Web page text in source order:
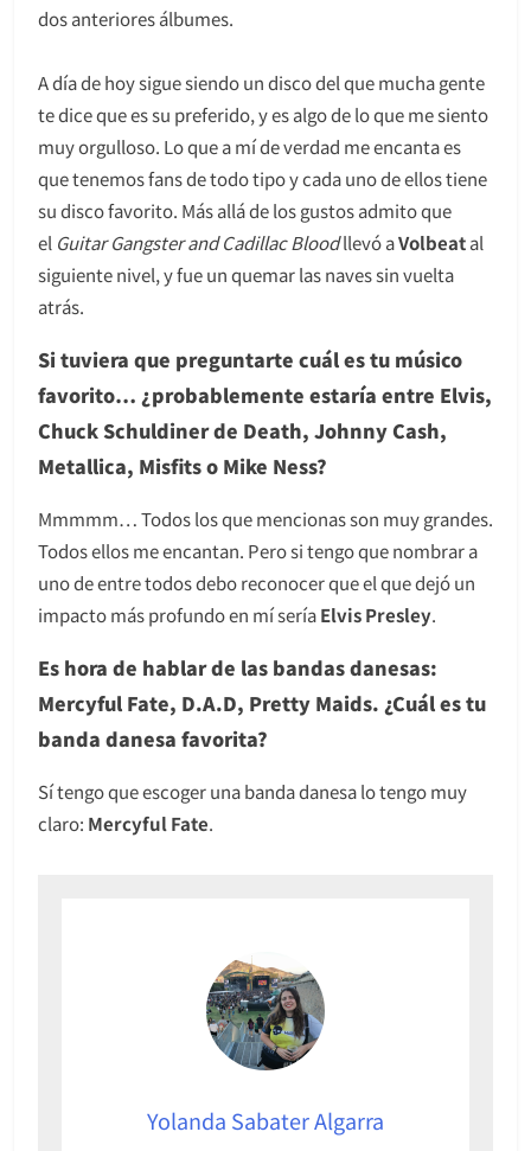
dos anteriores álbumes.
A día de hoy sigue siendo un disco del que mucha gente
te dice que es su preferido, y es algo de lo que me siento
muy orgulloso. Lo que a mí de verdad me encanta es
que tenemos fans de todo tipo y cada uno de ellos tiene
su disco favorito. Más allá de los gustos admito que
el Guitar Gangster and Cadillac Bloodllevó aVolbeatal
siguiente nivel, y fue un quemar las naves sin vuelta
atrás.
Si tuviera que preguntarte cuál es tu músico
favorito… ¿probablemente estaría entre Elvis,
Chuck Schuldiner de Death, Johnny Cash,
Metallica, Misfits o Mike Ness?
Mmmmm… Todos los que mencionas son muy grandes.
Todos ellos me encantan. Pero si tengo que nombrar a
uno de entre todos debo reconocer que el que dejó un
impacto más profundo en mí seríaElvis Presley.
Es hora de hablar de las bandas danesas:
Mercyful Fate, D.A.D, Pretty Maids. ¿Cuál es tu
banda danesa favorita?
Sí tengo que escoger una banda danesa lo tengo muy
claro: Mercyful Fate.
Yolanda Sabater Algarra